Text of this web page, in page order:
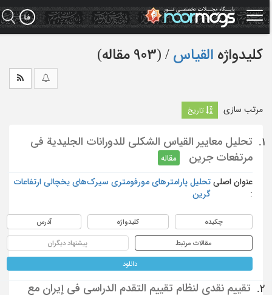
کلیدواژه القیاس ‏/ (903 مقاله)
مرتب سازی تاریخ
1.
تحليل معايير القياس الشكلي للدورانات الجليدية في
مرتفعات جرين
مقاله
عنوان اصلی تحلیل پارامترهای مورفومتری سیرک‌های یخچالی ارتفاعات
گرین
چکیده کلیدواژه آدرس
مقالات مرتبط پیشنهاد دیگران
دانلود
2.
تقييم نقدي لنظام تقييم التقدم الدراسي في إيران مع